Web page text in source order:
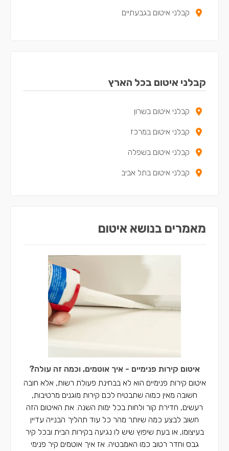
קבלני איטום בגבעתיים
קבלני איטום באור יהודה
קבלני איטום ביפו
קבלני איטום באלעד
קבלני איטום בגבעת שמואל
קבלני איטום בגני תקווה
קבלני איטום באזור
קבלני איטום בכפר קאסם
קבלני איטום בכל הארץ
קבלני איטום בשרון
קבלני איטום במרכז
קבלני איטום בשפלה
קבלני איטום בתל אביב
מאמרים בנושא איטום
איטום קירות פנימיים - איך אוטמים, וכמה זה עולה?
איטום קירות פנימיים הוא לא בבחינת פעולת רשות, אלא חובה
חשובה מאין כמוה שתבטיח לכם קירות מוגנים מרטיבות,
רעשים, חדירת קור ולחות בכל ימות השנה. את האיטום הזה
חשוב לבצע כמה שיותר מהר כל עוד תהליך הבנייה עדיין
בעיצומו, או בעת שיפוץ שיש לו נגיעה בקירות הבית ובכל קיר
גבס וחדר רטוב כמו האמבטיה. אז איך אוטמים קיר פנימי